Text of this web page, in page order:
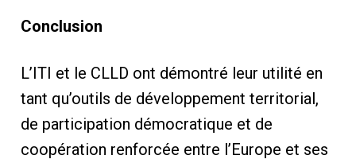
Conclusion
L’ITI et le CLLD ont démontré leur utilité en
tant qu’outils de développement territorial,
de participation démocratique et de
coopération renforcée entre l’Europe et ses